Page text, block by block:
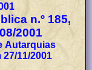
n.º 185,
2001
Autarquias
27/11/2001